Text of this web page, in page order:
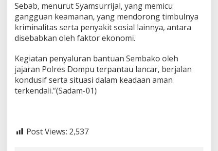
Sebab, menurut Syamsurrijal, yang memicu
gangguan keamanan, yang mendorong timbulnya
kriminalitas serta penyakit sosial lainnya, antara
disebabkan oleh faktor ekonomi.
Kegiatan penyaluran bantuan Sembako oleh
jajaran Polres Dompu terpantau lancar, berjalan
kondusif serta situasi dalam keadaan aman
terkendali.”(Sadam-01)
Post Views: 2,537